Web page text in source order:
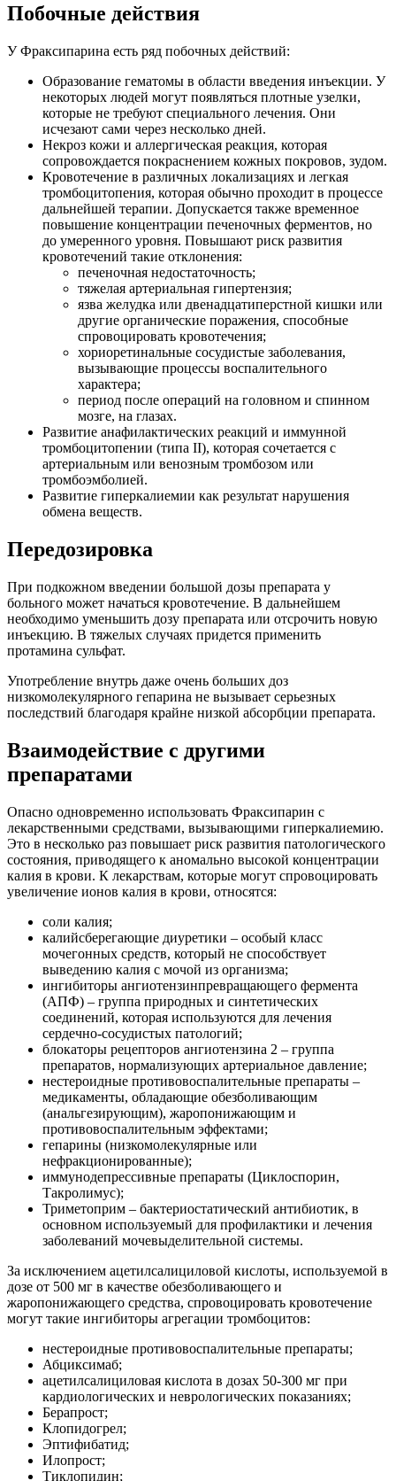
Побочные действия
У Фраксипарина есть ряд побочных действий:
Образование гематомы в области введения инъекции. У
некоторых людей могут появляться плотные узелки,
которые не требуют специального лечения. Они
исчезают сами через несколько дней.
Некроз кожи и аллергическая реакция, которая
сопровождается покраснением кожных покровов, зудом.
Кровотечение в различных локализациях и легкая
тромбоцитопения, которая обычно проходит в процессе
дальнейшей терапии. Допускается также временное
повышение концентрации печеночных ферментов, но
до умеренного уровня. Повышают риск развития
кровотечений такие отклонения:
печеночная недостаточность;
тяжелая артериальная гипертензия;
язва желудка или двенадцатиперстной кишки или
другие органические поражения, способные
спровоцировать кровотечения;
хориоретинальные сосудистые заболевания,
вызывающие процессы воспалительного
характера;
период после операций на головном и спинном
мозге, на глазах.
Развитие анафилактических реакций и иммунной
тромбоцитопении (типа II), которая сочетается с
артериальным или венозным тромбозом или
тромбоэмболией.
Развитие гиперкалиемии как результат нарушения
обмена веществ.
Передозировка
При подкожном введении большой дозы препарата у
больного может начаться кровотечение. В дальнейшем
необходимо уменьшить дозу препарата или отсрочить новую
инъекцию. В тяжелых случаях придется применить
протамина сульфат.
Употребление внутрь даже очень больших доз
низкомолекулярного гепарина не вызывает серьезных
последствий благодаря крайне низкой абсорбции препарата.
Взаимодействие с другими
препаратами
Опасно одновременно использовать Фраксипарин с
лекарственными средствами, вызывающими гиперкалиемию.
Это в несколько раз повышает риск развития патологического
состояния, приводящего к аномально высокой концентрации
калия в крови. К лекарствам, которые могут спровоцировать
увеличение ионов калия в крови, относятся:
соли калия;
калийсберегающие диуретики – особый класс
мочегонных средств, который не способствует
выведению калия с мочой из организма;
ингибиторы ангиотензинпревращающего фермента
(АПФ) – группа природных и синтетических
соединений, которая используются для лечения
сердечно-сосудистых патологий;
блокаторы рецепторов ангиотензина 2 – группа
препаратов, нормализующих артериальное давление;
нестероидные противовоспалительные препараты –
медикаменты, обладающие обезболивающим
(анальгезирующим), жаропонижающим и
противовоспалительным эффектами;
гепарины (низкомолекулярные или
нефракционированные);
иммунодепрессивные препараты (Циклоспорин,
Такролимус);
Триметоприм – бактериостатический антибиотик, в
основном используемый для профилактики и лечения
заболеваний мочевыделительной системы.
За исключением ацетилсалициловой кислоты, используемой в
дозе от 500 мг в качестве обезболивающего и
жаропонижающего средства, спровоцировать кровотечение
могут такие ингибиторы агрегации тромбоцитов:
нестероидные противовоспалительные препараты;
Абциксимаб;
ацетилсалициловая кислота в дозах 50-300 мг при
кардиологических и неврологических показаниях;
Берапрост;
Клопидогрел;
Эптифибатид;
Илопрост;
Тиклопидин;